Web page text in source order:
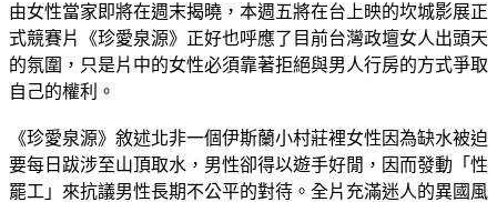
由女性當家即將在週末揭曉，本週五將在台上映的坎城影展正
式競賽片《珍愛泉源》正好也呼應了目前台灣政壇女人出頭天
的氛圍，只是片中的女性必須靠著拒絕與男人行房的方式爭取
自己的權利。
《珍愛泉源》敘述北非一個伊斯蘭小村莊裡女性因為缺水被迫
要每日跋涉至山頂取水，男性卻得以遊手好閒，因而發動「性
罷工」來抗議男性長期不公平的對待。全片充滿迷人的異國風